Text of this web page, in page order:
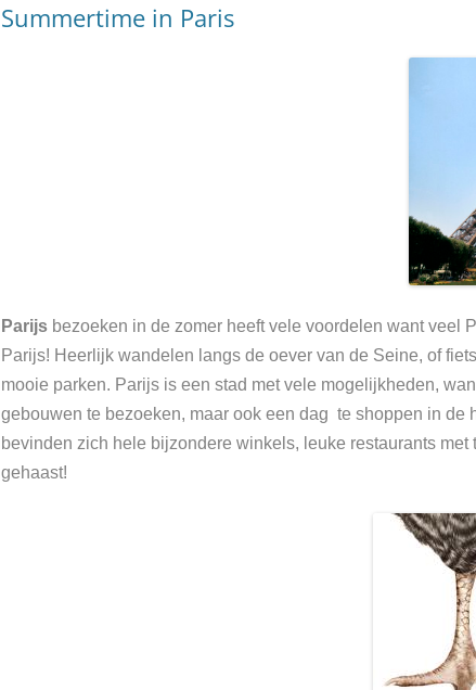
Summertime in Paris
Parijs bezoeken in de zomer heeft vele voordelen want veel
Parijs! Heerlijk wandelen langs de oever van de Seine, of
mooie parken. Parijs is een stad met vele mogelijkheden,
gebouwen te bezoeken, maar ook een dag te shoppen in de
bevinden zich hele bijzondere winkels, leuke restaurants
gehaast!